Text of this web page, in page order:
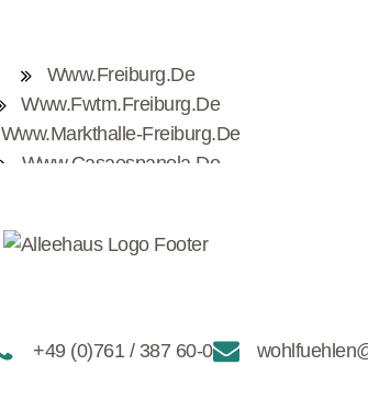
Www.freiburg.de
Www.fwtm.freiburg.de
Www.markthalle-Freiburg.de
Www.casaespanola.de
+49 (0)761 / 387 60-0